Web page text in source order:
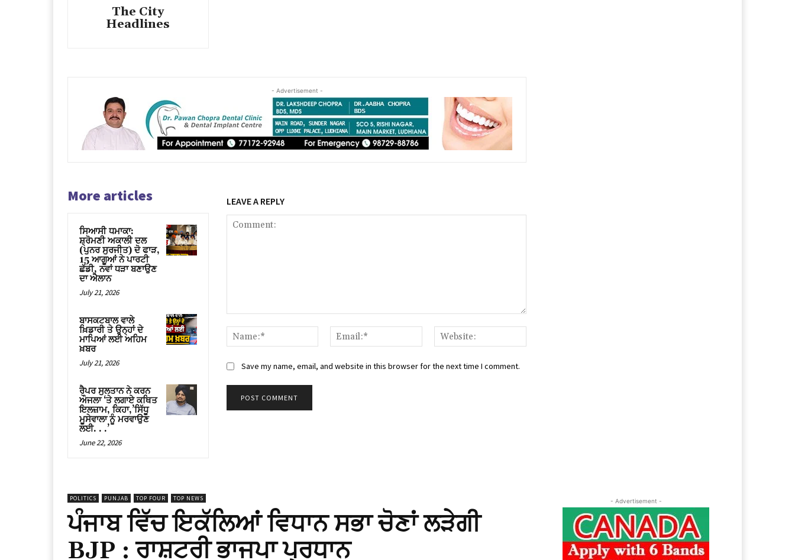
The City
Headlines
- Advertisement -
More articles
ਸਿਆਸੀ ਧਮਾਕਾ:
ਸ਼੍ਰੋਮਣੀ ਅਕਾਲੀ ਦਲ
(ਪੁਨਰ ਸੁਰਜੀਤ) ਦੋ ਫਾੜ,
15 ਆਗੂਆਂ ਨੇ ਪਾਰਟੀ
ਛੱਡੀ, ਨਵਾਂ ਧੜਾ ਬਣਾਉਣ
ਦਾ ਐਲਾਨ
July 21, 2026
ਬਾਸਕਟਬਾਲ ਵਾਲੇ
ਖ਼ਿਡਾਰੀ ਤੇ ਉਨ੍ਹਾਂ ਦੇ
ਮਾਪਿਆਂ ਲਈ ਅਹਿਮ
ਖ਼ਬਰ
July 21, 2026
ਰੈਪਰ ਸੁਲਤਾਨ ਨੇ ਕਰਨ
ਔਜਲਾ ‘ਤੇ ਲਗਾਏ ਕਥਿਤ
ਇਲਜ਼ਾਮ, ਕਿਹਾ,’ਸਿੱਧੂ
ਮੂਸੇਵਾਲਾ ਨੂੰ ਮਰਵਾਉਣ
ਲਈ. . .’
June 22, 2026
LEAVE A REPLY
Name:*
Email:*
Save my name, email, and website in this browser for the next time I comment.